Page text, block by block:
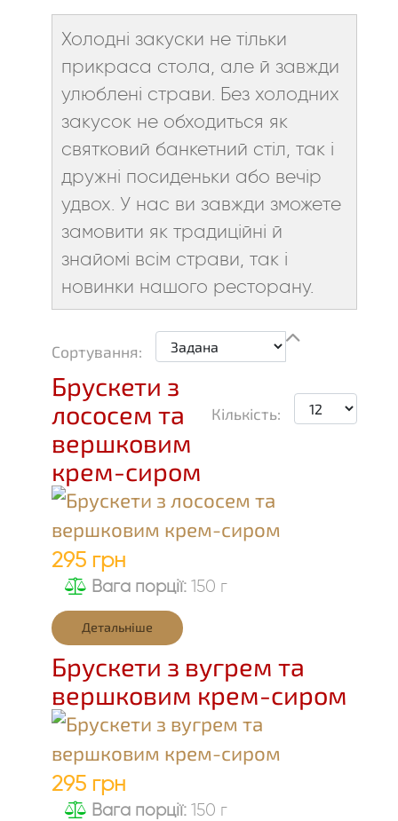
Холодні закуски не тільки
прикраса стола, але й завжди
улюблені страви. Без холодних
закусок не обходиться як
святковий банкетний стіл, так і
дружні посиденьки або вечір
удвох. У нас ви завжди зможете
замовити як традиційні й
знайомі всім страви, так і
новинки нашого ресторану.
Сортування:
Кількість:
Брускети з
лососем та
вершковим
крем-сиром
295 грн
Вага порції: 150 г
Детальніше
Брускети з вугрем та
вершковим крем-сиром
295 грн
Вага порції: 150 г